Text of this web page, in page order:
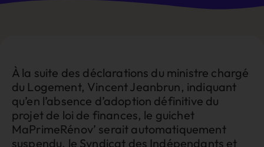
À la suite des déclarations du ministre chargé
du Logement, Vincent Jeanbrun, indiquant
qu’en l’absence d’adoption définitive du
projet de loi de finances, le guichet
MaPrimeRénov’ serait automatiquement
suspendu, le Syndicat des Indépendants et